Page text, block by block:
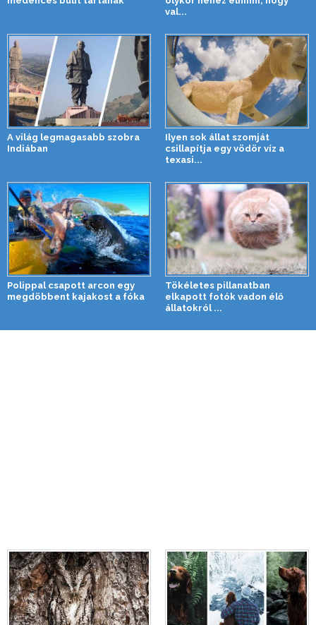
val...
A világ legmagasabb szobra
Indiában
Ilyen sok állat szomját
csillapítja egy vödör víz a
texasi...
Polippal csapott arcon egy
megdöbbent kajakost a fóka
Tökéletes pillanatban
elkapott fotók vadon élő
állatokról ...